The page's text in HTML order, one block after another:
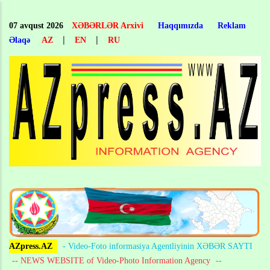
main
content
07 avqust 2026 XƏBƏRLƏR Arxivi Haqqımızda
Reklam
Əlaqə
AZ | EN | RU
AZpress.AZ
- Video-Foto informasiya Agentliyinin XƏBƏR SAYTI
-- NEWS WEBSITE of Video-Photo Information Agency --